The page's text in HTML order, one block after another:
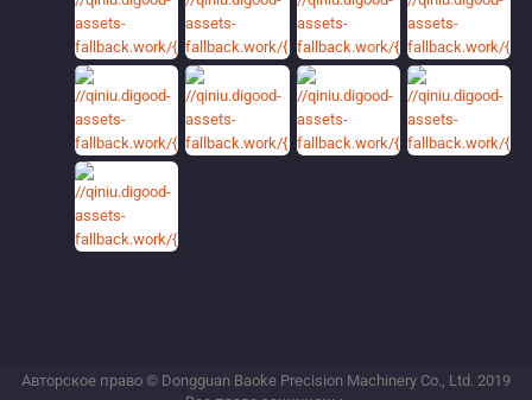
Авторское право © Dongguan Baoke Precision Machinery Co., Ltd. 2019